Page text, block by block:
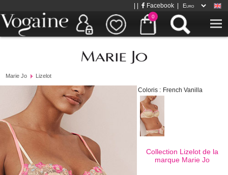
0
Facebook
Marie Jo Lizelot
Coloris : French Vanilla
Collection Lizelot de la
marque Marie Jo